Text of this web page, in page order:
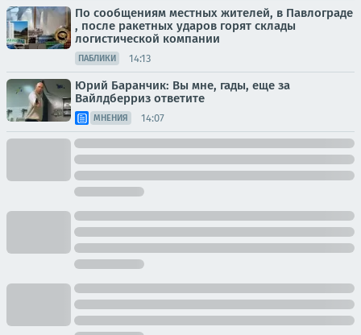
По сообщениям местных жителей, в Павлограде
, после ракетных ударов горят склады
логистической компании
ПАБЛИКИ 14:13
Юрий Баранчик: Вы мне, гады, еще за
Вайлдберриз ответите
МНЕНИЯ 14:07